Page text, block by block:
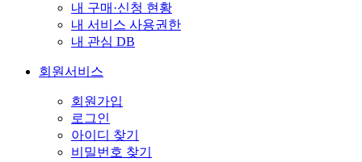
내 구매·신청 현황
내 서비스 사용권한
내 관심 DB
회원서비스
회원가입
로그인
아이디 찾기
비밀번호 찾기